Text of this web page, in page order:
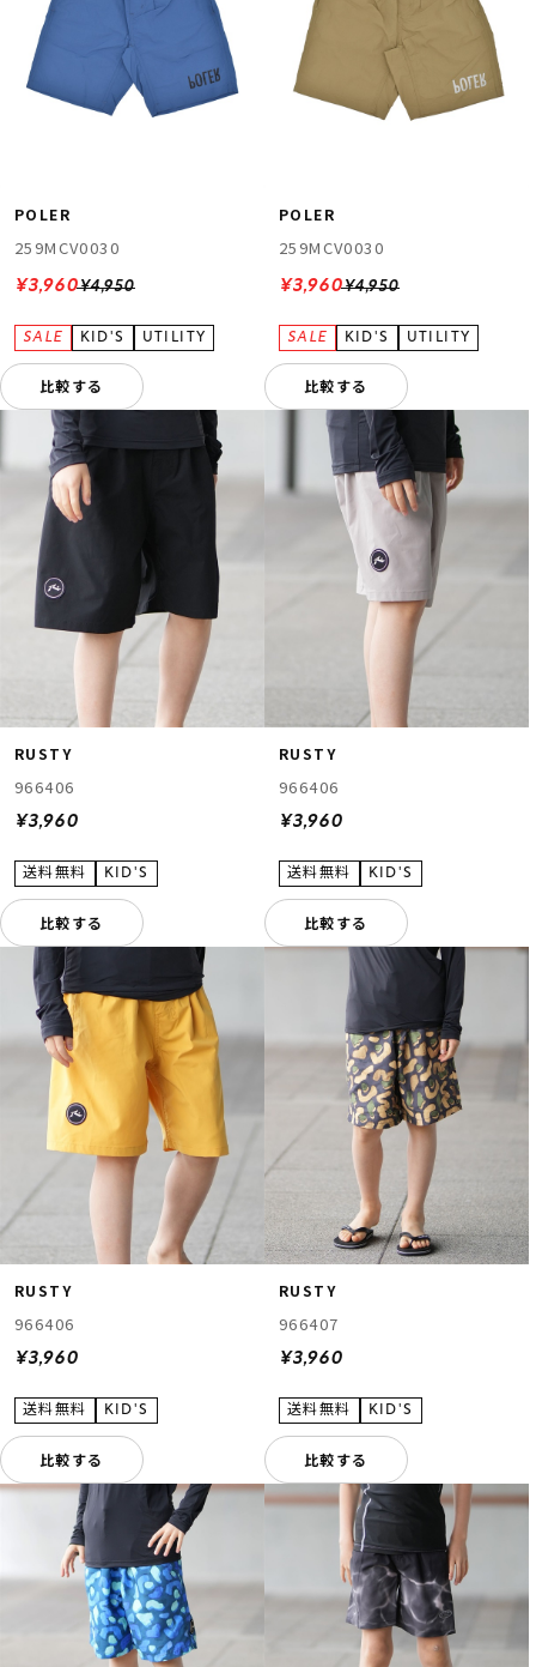
POLER
259MCV0030
¥4,950
¥3,960
比較する
POLER
259MCV0030
¥4,950
¥3,960
比較する
RUSTY
966406
¥3,960
比較する
RUSTY
966406
¥3,960
比較する
RUSTY
966406
¥3,960
比較する
RUSTY
966407
¥3,960
比較する